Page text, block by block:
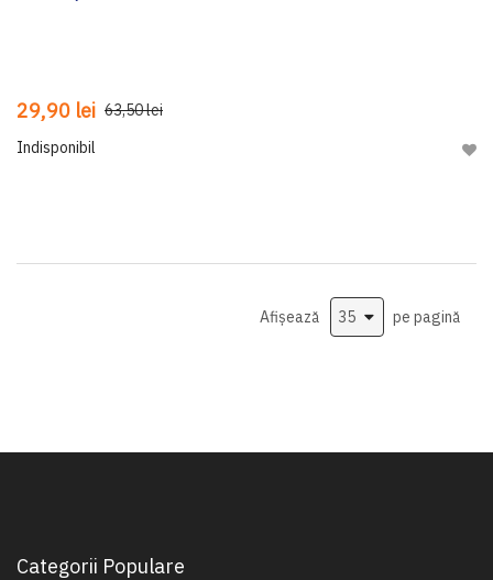
29,90 lei 63,50 lei
Indisponibil
Afișează pe pagină
Categorii Populare